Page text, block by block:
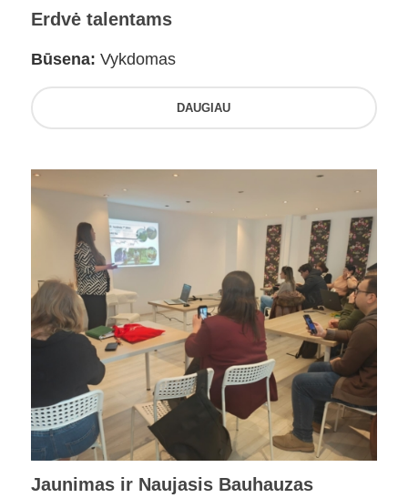
Erdvė talentams
Būsena: Vykdomas
DAUGIAU
Jaunimas ir Naujasis Bauhauzas